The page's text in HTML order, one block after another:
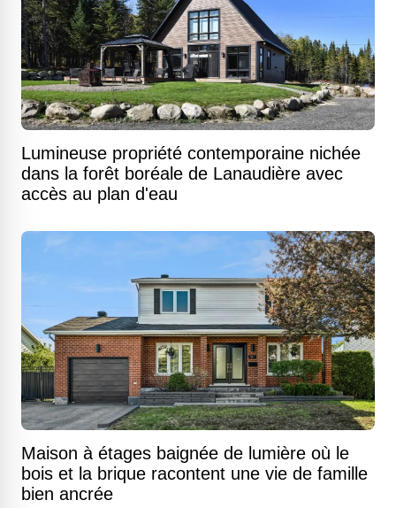
Lumineuse propriété contemporaine nichée
dans la forêt boréale de Lanaudière avec
accès au plan d'eau
Maison à étages baignée de lumière où le
bois et la brique racontent une vie de famille
bien ancrée